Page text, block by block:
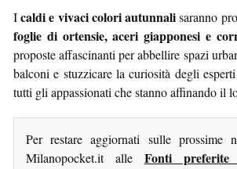
Icaldi e vivaci colori autunnalisaranno
foglie di ortensie, aceri giapponesi e
proposte affascinanti per abbellire spazi
balconi e stuzzicare la curiosità degli
tutti gli appassionati che stanno affinando il
Per restare aggiornati sulle prossime
Milanopocket.it alle Fonti